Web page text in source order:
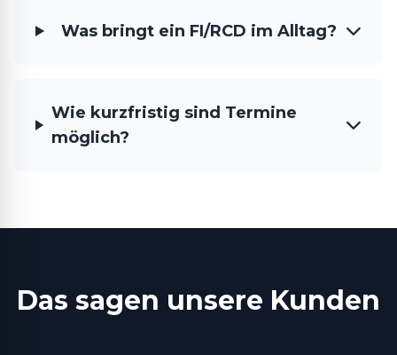
Was bringt ein FI/RCD im Alltag?
Wie kurzfristig sind Termine
möglich?
Das sagen unsere Kunden